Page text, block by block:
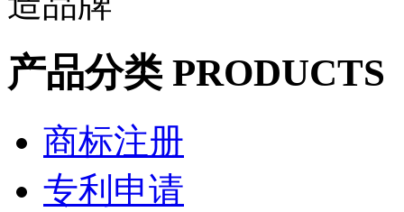
产品分类 PRODUCTS
商标注册
专利申请